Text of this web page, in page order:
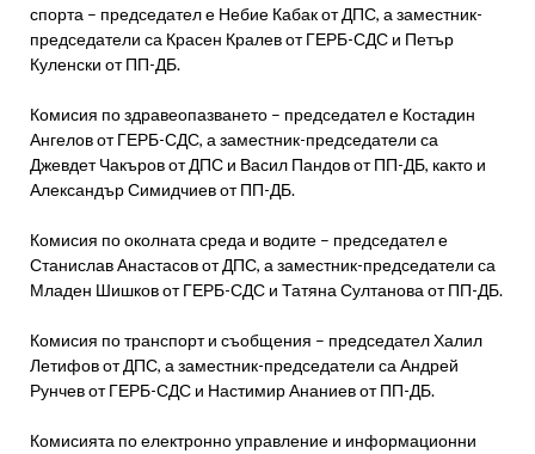
спорта – председател е Небие Кабак от ДПС, а заместник-
председатели са Красен Кралев от ГЕРБ-СДС и Петър
Куленски от ПП-ДБ.
Комисия по здравеопазването – председател е Костадин
Ангелов от ГЕРБ-СДС, а заместник-председатели са
Джевдет Чакъров от ДПС и Васил Пандов от ПП-ДБ, както и
Александър Симидчиев от ПП-ДБ.
Комисия по околната среда и водите – председател е
Станислав Анастасов от ДПС, а заместник-председатели са
Младен Шишков от ГЕРБ-СДС и Татяна Султанова от ПП-ДБ.
Комисия по транспорт и съобщения – председател Халил
Летифов от ДПС, а заместник-председатели са Андрей
Рунчев от ГЕРБ-СДС и Настимир Ананиев от ПП-ДБ.
Комисията по електронно управление и информационни